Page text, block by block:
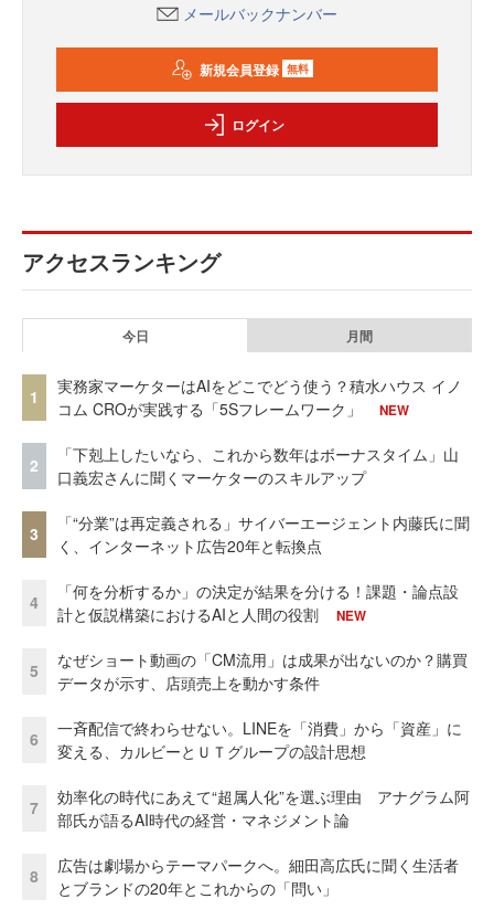
メールバックナンバー
新規会員登録 無料
ログイン
アクセスランキング
今日 月間
1
実務家マーケターはAIをどこでどう使う？積水ハウス イノ
コム CROが実践する「5Sフレームワーク」
NEW
2
「下剋上したいなら、これから数年はボーナスタイム」山
口義宏さんに聞くマーケターのスキルアップ
3
「“分業”は再定義される」サイバーエージェント内藤氏に聞
く、インターネット広告20年と転換点
4
「何を分析するか」の決定が結果を分ける！課題・論点設
計と仮説構築におけるAIと人間の役割
NEW
5
なぜショート動画の「CM流用」は成果が出ないのか？購買
データが示す、店頭売上を動かす条件
6
一斉配信で終わらせない。LINEを「消費」から「資産」に
変える、カルビーとＵＴグループの設計思想
7
効率化の時代にあえて“超属人化”を選ぶ理由 アナグラム阿
部氏が語るAI時代の経営・マネジメント論
8
広告は劇場からテーマパークへ。細田高広氏に聞く生活者
とブランドの20年とこれからの「問い」